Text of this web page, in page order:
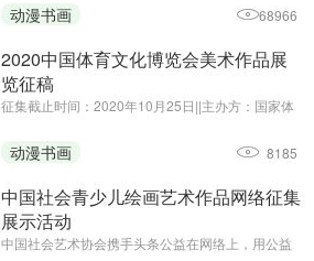
动漫书画 68966
2020中国体育文化博览会美术作品展
览征稿
征集截止时间：2020年10月25日||主办方：国家体
体育总局、中国奥委会主办的2020中国体育文化博
览会将于11月27日至29日，在广州•保利世贸博览
动漫书画 8185
中国社会青少儿绘画艺术作品网络征集
展示活动
中国社会艺术协会携手头条公益在网络上，用公益